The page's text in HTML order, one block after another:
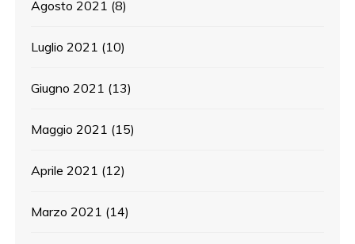
Agosto 2021 (8)
Luglio 2021 (10)
Giugno 2021 (13)
Maggio 2021 (15)
Aprile 2021 (12)
Marzo 2021 (14)